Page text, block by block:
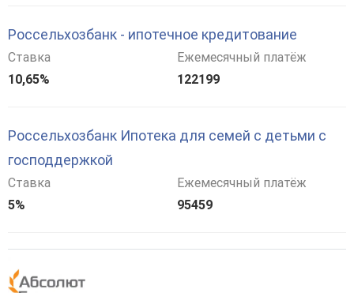
Россельхозбанк - ипотечное кредитование
Ставка
10,65%
Ежемесячный платёж
122199
Россельхозбанк Ипотека для семей с детьми с
господдержкой
Ставка
5%
Ежемесячный платёж
95459